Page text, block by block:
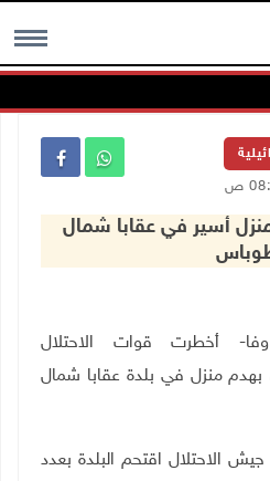
MENU
أسير في عقابا شمال
11-11-2025 وفا- أخطرت قوات الاحتلال
بهدم منزل في بلدة عقابا شمال
الاحتلال اقتحم البلدة بعدد